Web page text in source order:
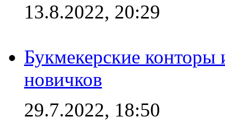
13.8.2022, 20:29
Букмекерские конторы
новичков
29.7.2022, 18:50